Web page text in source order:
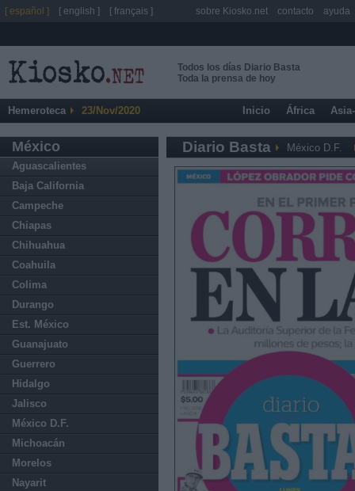
Todos los días Diario Basta
Toda la prensa de hoy
Hemeroteca 23/Nov/2020 Inicio África
México
Aguascalientes
Baja California
Campeche
Chiapas
Chihuahua
Coahuila
Colima
Durango
Est. México
Guanajuato
Guerrero
Hidalgo
Jalisco
México D.F.
Michoacán
Morelos
Nayarit
Diario Basta México D.F.
[ español ] [ english ] [ français ] sobre Kiosko.net contacto ayuda